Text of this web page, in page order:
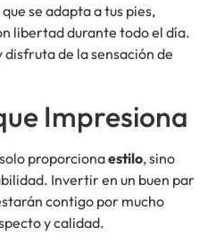
que se adapta a tus pies,
libertad durante todo el día.
de la sensación de
Impresiona
proporcionaestilo, sino
Invertir en un buen par
contigo por mucho
y calidad.